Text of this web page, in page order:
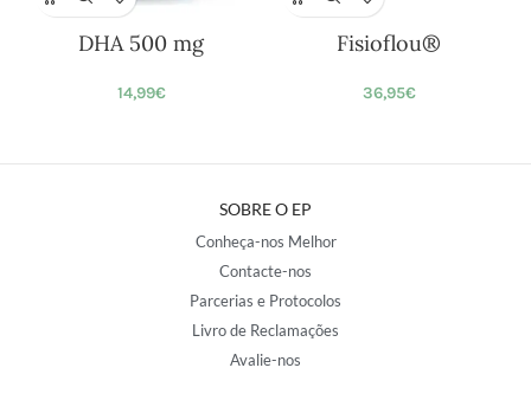
DHA 500 mg
14,99€
Fisioflou®
36,95€
SOBRE O EP
Conheça-nos Melhor
Contacte-nos
Parcerias e Protocolos
Livro de Reclamações
Avalie-nos